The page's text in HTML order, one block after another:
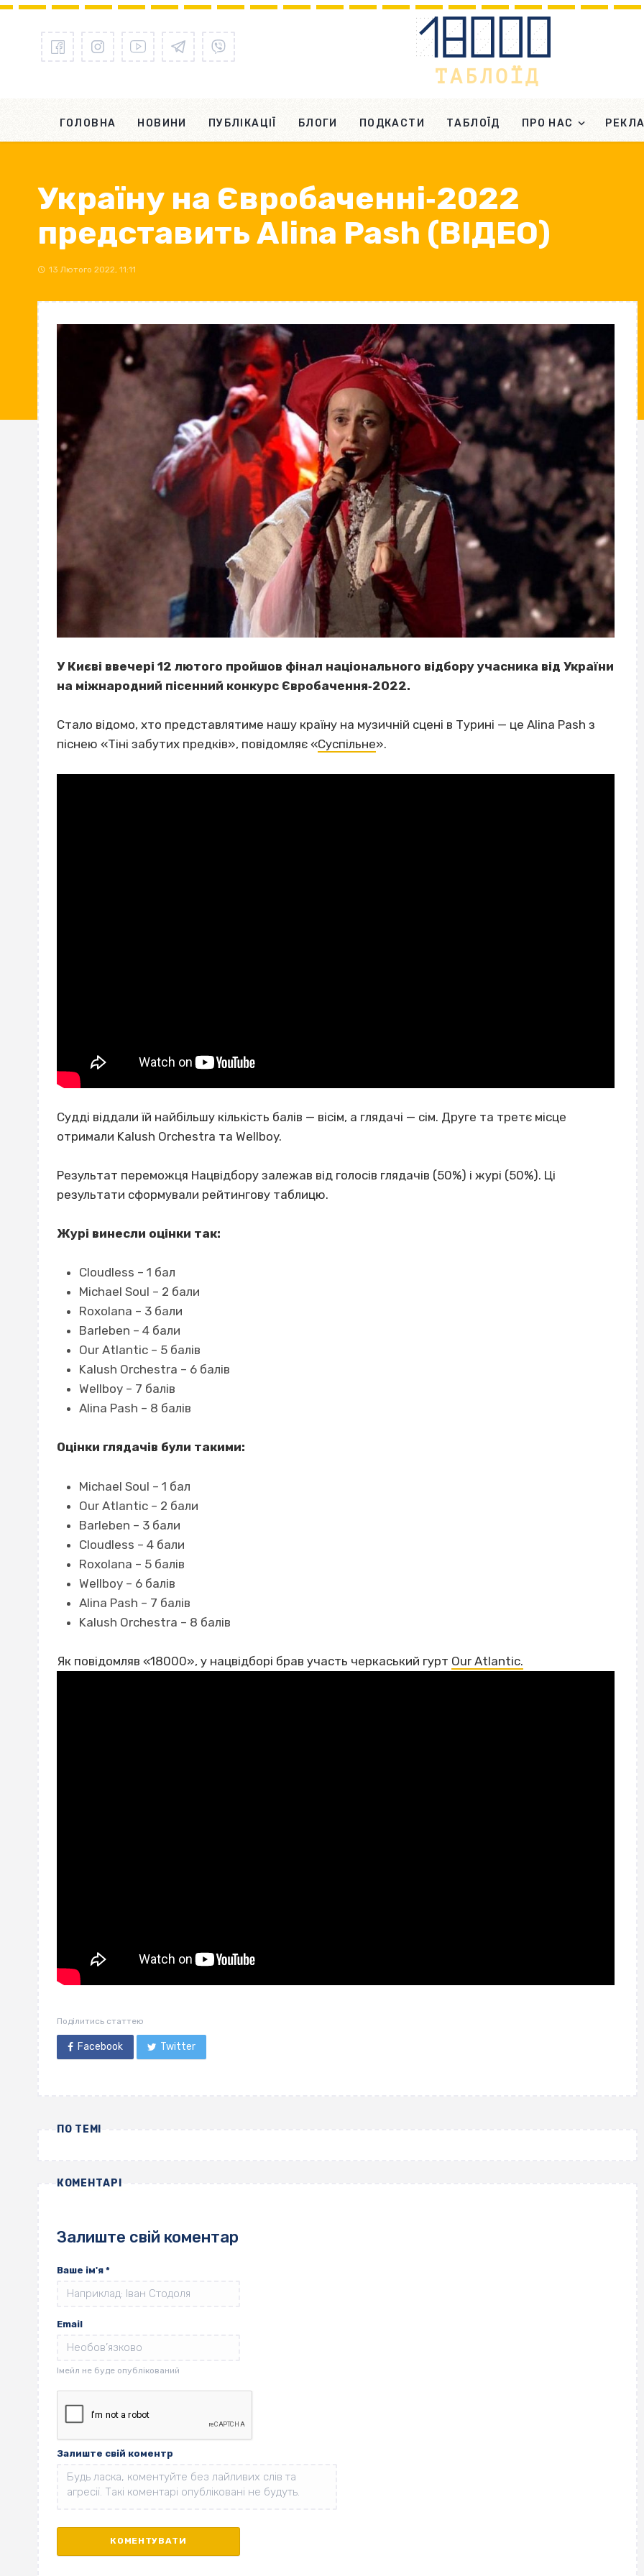
ГОЛОВНА НОВИНИ ПУБЛІКАЦІЇ БЛОГИ ПОДКАСТИ ТАБЛОЇД ПРО НАС
Україну на Євробаченні‐2022
представить Alina Pash (ВІДЕО)
13 Лютого 2022, 11:11
У Києві ввечері 12 лютого пройшов фінал національного відбору учасника від України
на міжнародний пісенний конкурс Євробачення‐2022.
Стало відомо, хто представлятиме нашу країну на музичній сцені в Турині — це Alina Pash з
піснею «Тіні забутих предків», повідомляє «Суспільне».
Судді віддали їй найбільшу кількість балів — вісім, а глядачі — сім. Друге та третє місце
отримали Kalush Orchestra та Wellboy.
Результат переможця Нацвідбору залежав від голосів глядачів (50%) і журі (50%). Ці
результати сформували рейтингову таблицю.
Журі винесли оцінки так:
Cloudless – 1 бал
Michael Soul – 2 бали
Roxolana – 3 бали
Barleben – 4 бали
Our Atlantic – 5 балів
Kalush Orchestra – 6 балів
Wellboy – 7 балів
Alina Pash – 8 балів
Оцінки глядачів були такими:
Michael Soul – 1 бал
Our Atlantic – 2 бали
Barleben – 3 бали
Cloudless – 4 бали
Roxolana – 5 балів
Wellboy – 6 балів
Alina Pash – 7 балів
Kalush Orchestra – 8 балів
Як повідомляв «18000», у нацвідборі брав участь черкаський гурт Our Atlantic.
Поділитись статтею
Facebook Twitter
ПО ТЕМІ
КОМЕНТАРІ
Залиште свій коментар
Ваше ім'я *
Email
Залиште свій коментр